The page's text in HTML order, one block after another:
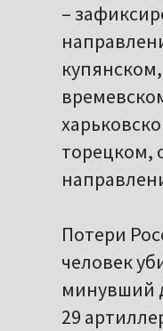
–
торецком,
Потери
человек
минувший
29